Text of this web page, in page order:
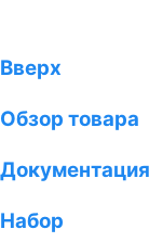
Вверх
Обзор товара
Документация
Набор